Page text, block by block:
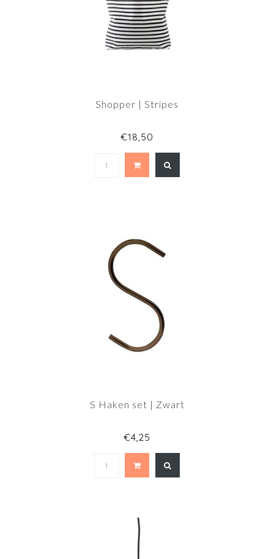
Shopper | Stripes
€18,50
S Haken set | Zwart
€4,25